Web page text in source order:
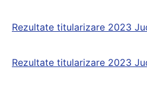
Rezultate titularizare 2023
Rezultate titularizare 2023